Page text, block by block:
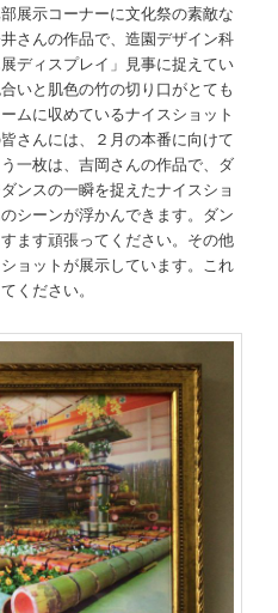
展示コーナーに文化祭の素敵な
さんの作品で、造園デザイン科
ディスプレイ」見事に捉えてい
いと肌色の竹の切り口がとても
ムに収めているナイスショット
さんには、２月の本番に向けて
一枚は、吉岡さんの作品で、ダ
ンスの一瞬を捉えたナイスショ
シーンが浮かんできます。ダン
ます頑張ってください。その他
ョットが展示しています。これ
ください。